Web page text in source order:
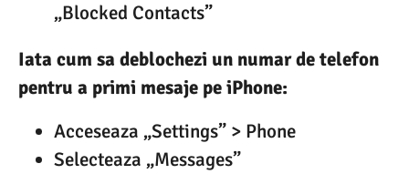
„Blocked Contacts”
Iata cum sa deblochezi un numar de telefon
pentru a primi mesaje pe iPhone:
Acceseaza „Settings” > Phone
Selecteaza „Messages”